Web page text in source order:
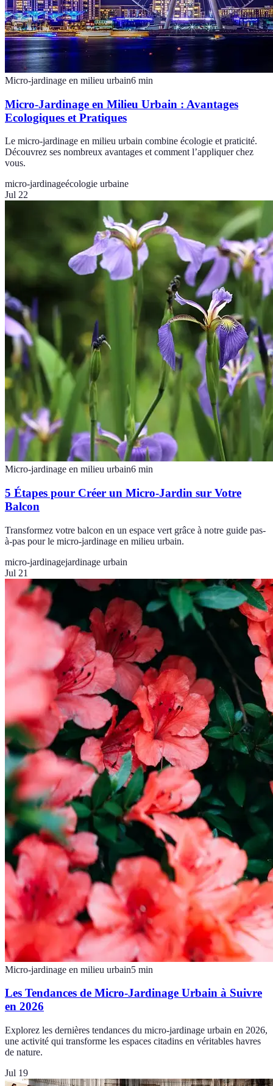
Micro-jardinage en milieu urbain6 min
Micro-Jardinage en Milieu Urbain : Avantages
Ecologiques et Pratiques
Le micro-jardinage en milieu urbain combine écologie et praticité.
Découvrez ses nombreux avantages et comment l’appliquer chez
vous.
micro-jardinageécologie urbaine
Jul 22
Micro-jardinage en milieu urbain6 min
5 Étapes pour Créer un Micro-Jardin sur Votre
Balcon
Transformez votre balcon en un espace vert grâce à notre guide pas-
à-pas pour le micro-jardinage en milieu urbain.
micro-jardinagejardinage urbain
Jul 21
Micro-jardinage en milieu urbain5 min
Les Tendances de Micro-Jardinage Urbain à Suivre
en 2026
Explorez les dernières tendances du micro-jardinage urbain en 2026,
une activité qui transforme les espaces citadins en véritables havres
de nature.
Jul 19